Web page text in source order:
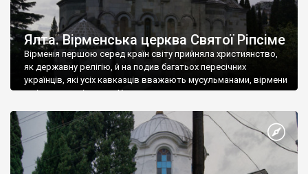
Ялта. Вірменська церква Святої Ріпсіме
Вірменія першою серед країн світу прийняла християнство,
як державну релігію, й на подив багатьох пересічних
українців, які усіх кавказців вважають мусульманами, вірмени
є відданими вірянами Христа